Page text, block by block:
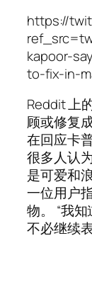
https://
kapoor-
to-fix-in-
Reddit 上
顾或修复
在回应卡
很多人认
是可爱和
一位用户
物。 “我
不必继续